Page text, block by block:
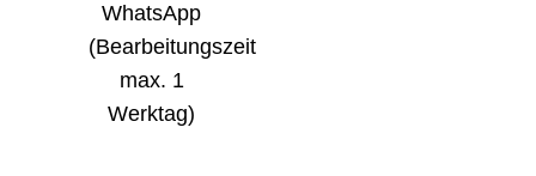
WhatsApp
(Bearbeitungszeit
max. 1
Werktag)